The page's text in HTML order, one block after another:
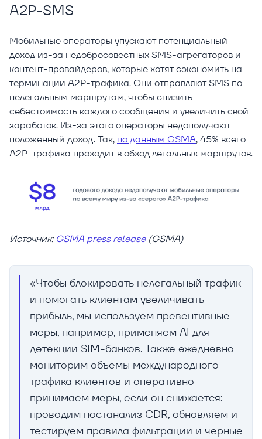
A2P-SMS
Мобильные операторы упускают потенциальный
доход из-за недобросовестных SMS-агрегаторов и
контент-провайдеров, которые хотят сэкономить на
терминации A2P-трафика. Они отправляют SMS по
нелегальным маршрутам, чтобы снизить
себестоимость каждого сообщения и увеличить свой
заработок. Из-за этого операторы недополучают
положенный доход. Так, по данным GSMA, 45% всего
A2P-трафика проходит в обход легальных маршрутов.
Источник: GSMA press release(GSMA)
«Чтобы блокировать нелегальный трафик
и помогать клиентам увеличивать
прибыль, мы используем превентивные
меры, например, применяем AI для
детекции SIM-банков. Также ежедневно
мониторим объемы международного
трафика клиентов и оперативно
принимаем меры, если он снижается:
проводим постанализ CDR, обновляем и
тестируем правила фильтрации и черные